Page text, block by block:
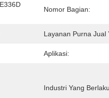
Nomor Bagian:
Layanan Purna Jual
Aplikasi:
Industri Yang